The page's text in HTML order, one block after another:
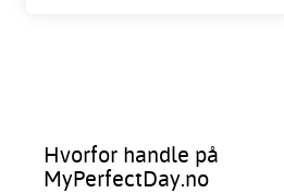
Hvorfor handle på
MyPerfectDay.no